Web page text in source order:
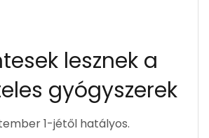
lesznek a
gyógyszerek
1-jétől hatályos.